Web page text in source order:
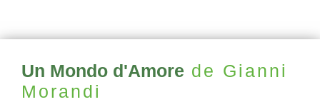
Un Mondo d'Amore de Gianni
Morandi